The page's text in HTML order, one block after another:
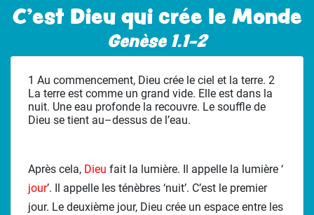
Nature
Aventures
Loisirs
C’est Dieu qui crée le Monde
Genèse 1.1-2
1 Au commencement, Dieu crée le ciel et la terre. 2
La terre est comme un grand vide. Elle est dans la
nuit. Une eau profonde la recouvre. Le souffle de
Dieu se tient au–dessus de l’eau.
Après cela, Dieu fait la lumière. Il appelle la lumière ‘
jour’. Il appelle les ténèbres ‘nuit’. C’est le premier
jour. Le deuxième jour, Dieu crée un espace entre les